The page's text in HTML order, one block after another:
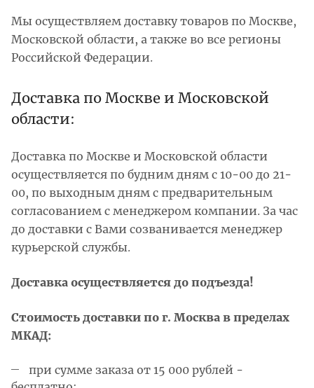
Мы осуществляем доставку товаров по Москве,
Московской области, а также во все регионы
Российской Федерации.
Доставка по Москве и Московской
области:
Доставка по Москве и Московской области
осуществляется по будним дням с 10-00 до 21-
00, по выходным дням с предварительным
согласованием с менеджером компании. За час
до доставки с Вами созванивается менеджер
курьерской службы.
Доставка осуществляется до подъезда!
Стоимость доставки по г. Москва в пределах
МКАД:
при сумме заказа от 15 000 рублей -